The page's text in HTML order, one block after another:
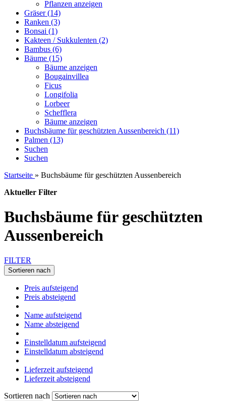
Pflanzen anzeigen
Gräser (14)
Ranken (3)
Bonsai (1)
Kakteen / Sukkulenten (2)
Bambus (6)
Bäume (15)
Bäume anzeigen
Bougainvillea
Ficus
Longifolia
Lorbeer
Schefflera
Bäume anzeigen
Buchsbäume für geschützten Aussenbereich (11)
Palmen (13)
Suchen
Suchen
Startseite » Buchsbäume für geschützten Aussenbereich
Aktueller Filter
Buchsbäume für geschützten
Aussenbereich
FILTER
Sortieren nach
Preis aufsteigend
Preis absteigend
Name aufsteigend
Name absteigend
Einstelldatum aufsteigend
Einstelldatum absteigend
Lieferzeit aufsteigend
Lieferzeit absteigend
Sortieren nach